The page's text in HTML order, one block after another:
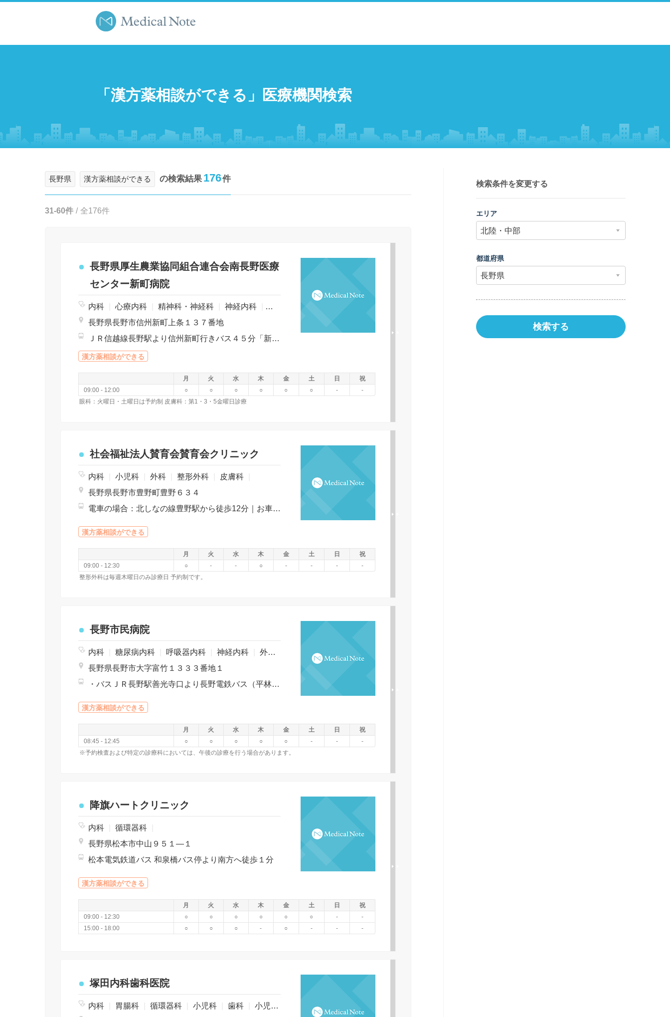
「漢方薬相談ができる」医療機関検索
長野県 漢方薬相談ができる の検索結果 176件
31-60件 / 全176件
長野県厚生農業協同組合連合会南長野医療
センター新町病院
内科 心療内科 精神科・神経科 神経内科 小児科
長野県長野市信州新町上条１３７番地
ＪＲ信越線長野駅より信州新町行きバス４５分「新町美術館前」下車徒歩３分
漢方薬相談ができる
月 火 水 木 金 土 日
祝
09:00 - 12:00
○ ○ ○ ○ ○ ○ -
-
眼科：火曜日・土曜日は予約制 皮膚科：第1・3・5金曜日診療
社会福祉法人賛育会賛育会クリニック
内科 小児科 外科 整形外科 皮膚科
長野県長野市豊野町豊野６３４
電車の場合：北しなの線豊野駅から徒歩12分｜お車の場合：国道18号線を長野方面に向かって右折してすぐ
漢方薬相談ができる
月 火 水 木 金 土 日
祝
09:00 - 12:30
○ - - ○ - - -
-
整形外科は毎週木曜日のみ診療日 予約制です。
長野市民病院
内科 糖尿病内科 呼吸器内科 神経内科 外科 呼吸器外科
長野県長野市大字富竹１３３３番地１
・バスＪＲ長野駅善光寺口より長野電鉄バス（平林・市民病院経由柳原行き｜もしくは三才・市民病院経由柳原行き）で「長野市民病院前」下車または｜ＪＲ三才駅より長野電鉄バス（市民病院経由柳原行き）で長野市民病院前下車または｜ＪＲ北長野駅から東北ぐるりん号で長野市民病院前下車・電車｜徒歩長野電鉄柳原駅より徒歩２０分
漢方薬相談ができる
月 火 水 木 金 土 日
祝
08:45 - 12:45
○ ○ ○ ○ ○ - -
-
※予約検査および特定の診療科においては、午後の診療を行う場合があります。
降旗ハートクリニック
内科 循環器科
長野県松本市中山９５１―１
松本電気鉄道バス 和泉橋バス停より南方へ徒歩１分
漢方薬相談ができる
月 火 水 木 金 土 日
祝
09:00 - 12:30
○ ○ ○ ○ ○ ○ -
-
15:00 - 18:00
○ ○ ○ - ○ - - -
塚田内科歯科医院
内科 胃腸科 循環器科 小児科 歯科 小児歯科 歯科口腔外科
検索条件を変更する
エリア
都道府県
検索する